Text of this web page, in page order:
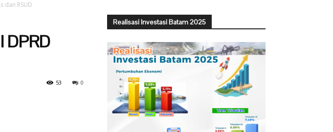
dan RSUD
DPRD
0
53
Realisasi Investasi Batam 2025